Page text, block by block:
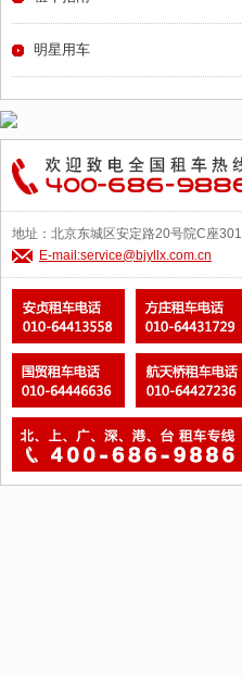
明星用车
地址：北京东城区安定路20号院C座
E-mail:service@bjyllx.com.cn